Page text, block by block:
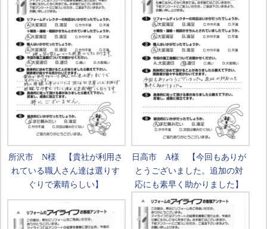
所沢市 N様 【貴社が利用さ
れている職人さん達は選りす
ぐりで素晴らしい】
日高市 A様 【今回もありが
とうございました。追加の対
応にも素早く助かりました】